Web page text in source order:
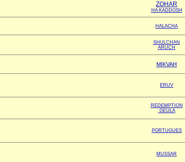
ZOHAR
HA KADDOSH
HALACHA
SHULCHAN
ARUCH
MIKVAH
ERUV
REDEMPTION
GEULA
PORTUGUES
MUSSAR